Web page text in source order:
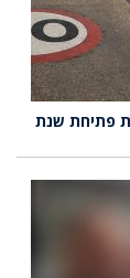
פתיחת שנת